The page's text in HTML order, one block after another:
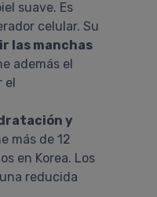
suave. Es
celular. Su
las manchas
además el
el
y
más de 12
en Korea. Los
reducida